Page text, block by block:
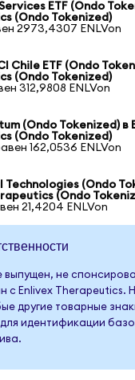
ETF (Ondo
(Ondo Tokenized)
2973,4307 ENLVon
Chile ETF (Ondo
(Ondo Tokenized)
312,9808 ENLVon
(Ondo Tokenized) в
(Ondo Tokenized)
162,0536 ENLVon
Technologies (Ondo
(Ondo
21,4204 ENLVon
выпущен, не
с Enlivex Therapeutics.
другие товарные
идентификации